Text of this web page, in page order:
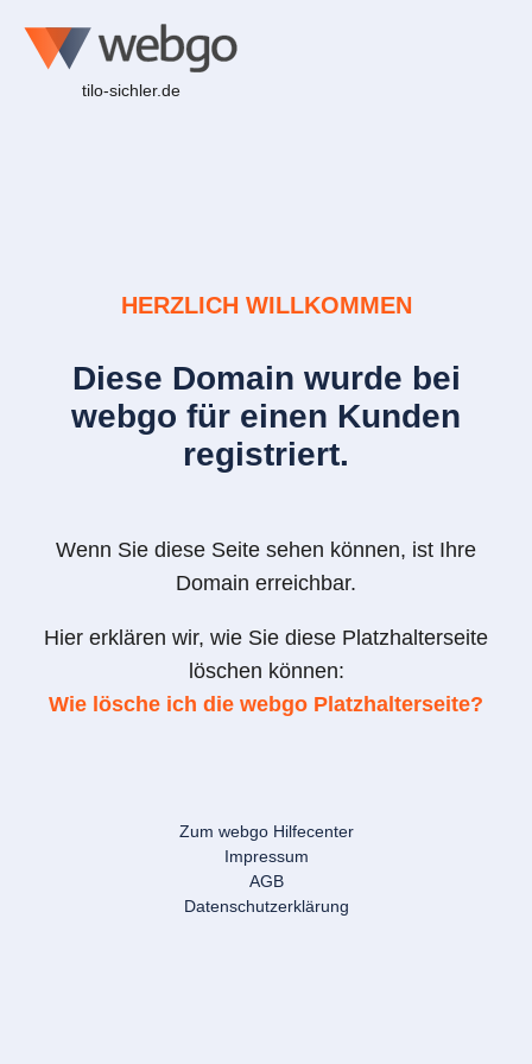
tilo-sichler.de
HERZLICH WILLKOMMEN
Diese Domain wurde bei
webgo für einen Kunden
registriert.
Wenn Sie diese Seite sehen können, ist Ihre
Domain erreichbar.
Hier erklären wir, wie Sie diese Platzhalterseite
löschen können:
Wie lösche ich die webgo Platzhalterseite?
Zum webgo Hilfecenter
Impressum
AGB
Datenschutzerklärung